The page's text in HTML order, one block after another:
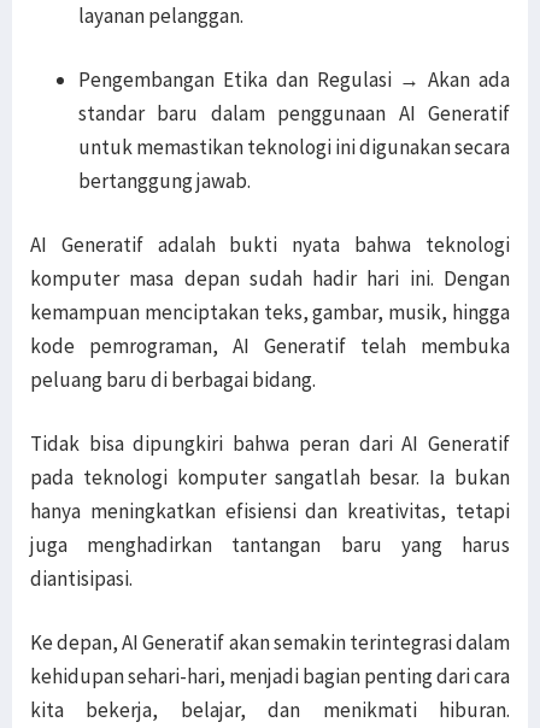
layanan pelanggan.
Pengembangan Etika dan Regulasi → Akan ada
standar baru dalam penggunaan AI Generatif
untuk memastikan teknologi ini digunakan secara
bertanggung jawab.
AI Generatif adalah bukti nyata bahwa teknologi
komputer masa depan sudah hadir hari ini. Dengan
kemampuan menciptakan teks, gambar, musik, hingga
kode pemrograman, AI Generatif telah membuka
peluang baru di berbagai bidang.
Tidak bisa dipungkiri bahwa peran dari AI Generatif
pada teknologi komputer sangatlah besar. Ia bukan
hanya meningkatkan efisiensi dan kreativitas, tetapi
juga menghadirkan tantangan baru yang harus
diantisipasi.
Ke depan, AI Generatif akan semakin terintegrasi dalam
kehidupan sehari-hari, menjadi bagian penting dari cara
kita bekerja, belajar, dan menikmati hiburan.